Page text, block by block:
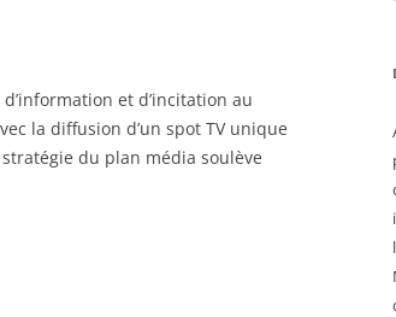
et d’incitation au
la diffusion d’un spot TV unique
du plan média soulève